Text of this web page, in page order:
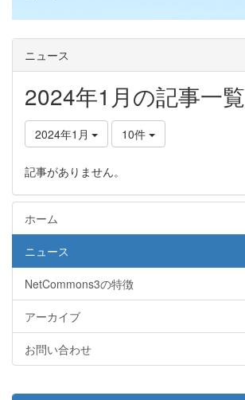
ニュース
2024年1月の記事一覧
2024年1月 10件
記事がありません。
ホーム
ニュース
NetCommons3の特徴
アーカイブ
お問い合わせ